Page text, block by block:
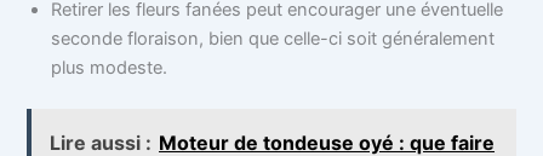
Retirer les fleurs fanées peut encourager une éventuelle
seconde floraison, bien que celle-ci soit généralement
plus modeste.
Lire aussi : Moteur de tondeuse oyé : que faire